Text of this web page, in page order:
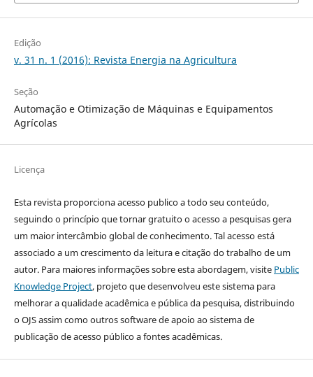
Edição
v. 31 n. 1 (2016): Revista Energia na Agricultura
Seção
Automação e Otimização de Máquinas e Equipamentos
Agrícolas
Licença
Esta revista proporciona acesso publico a todo seu conteúdo,
seguindo o princípio que tornar gratuito o acesso a pesquisas gera
um maior intercâmbio global de conhecimento. Tal acesso está
associado a um crescimento da leitura e citação do trabalho de um
autor. Para maiores informações sobre esta abordagem, visite Public
Knowledge Project, projeto que desenvolveu este sistema para
melhorar a qualidade acadêmica e pública da pesquisa, distribuindo
o OJS assim como outros software de apoio ao sistema de
publicação de acesso público a fontes acadêmicas.